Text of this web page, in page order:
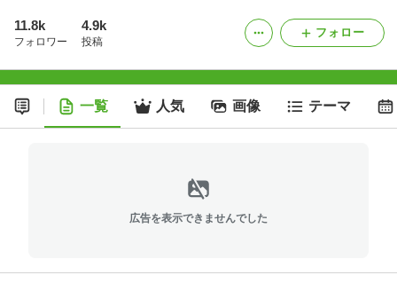
11.8k
フォロワー
4.9k
投稿
フォロー
一覧 人気 画像 テーマ
広告を表示できませんでした